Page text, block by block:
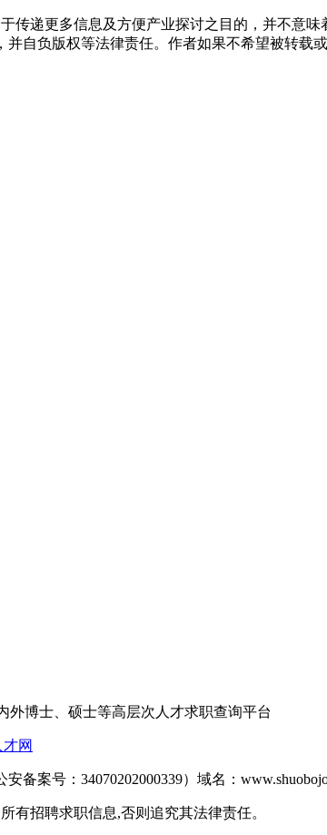
传递更多信息及方便产业探讨之目的，并不意
自负版权等法律责任。作者如果不希望被转载
外博士、硕士等高层次人才求职查询平台
网
安备案号：34070202000339）域名：
有招聘求职信息,否则追究其法律责任。